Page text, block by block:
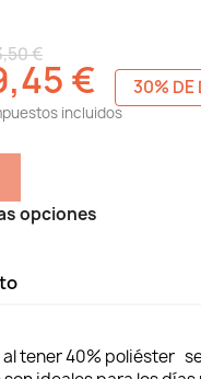
€
€ 30% DE
incluidos
opciones
tener 40% poliéster